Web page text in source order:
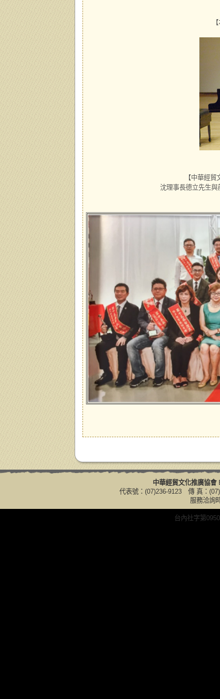
【中華經
沈理事長德立先生與
中華經貿文化推廣協會
代表號：(07)236-9123 傳 真：
服務洽詢
台內社字第